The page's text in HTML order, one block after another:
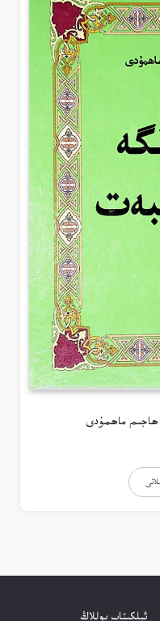
ھاجىم ماھمۇدى
ئېلكىتاب يوللاڭ